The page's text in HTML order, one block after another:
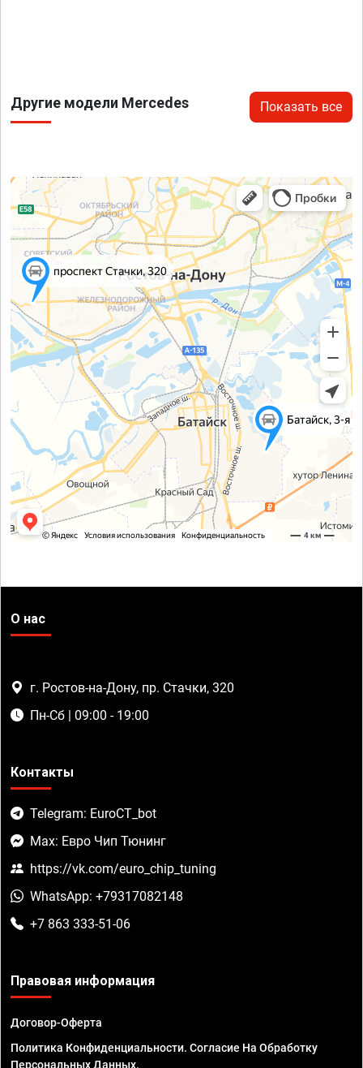
Другие модели Mercedes Показать все
О нас
г. Ростов-на-Дону, пр. Стачки, 320
Пн-Сб | 09:00 - 19:00
Контакты
Telegram: EuroCT_bot
Max: Евро Чип Тюнинг
https://vk.com/euro_chip_tuning
WhatsApp: +79317082148
+7 863 333-51-06
Правовая информация
Договор-Оферта
Политика Конфиденциальности. Согласие На Обработку
Персональных Данных.